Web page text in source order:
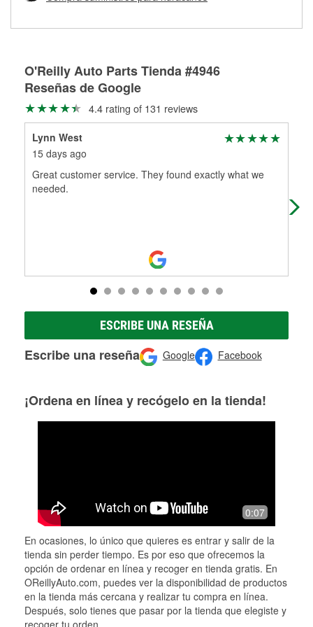
partes de reemplazo correctas para tu reparación.
O'Reilly Auto Parts Tienda #4946
Reseñas de Google
4.4 rating of 131 reviews
Lynn West
15 days ago
Great customer service. They found exactly what we
needed.
ESCRIBE UNA RESEÑA
Escribe una reseña Google Facebook
¡Ordena en línea y recógelo en la tienda!
0:07
En ocasiones, lo único que quieres es entrar y salir de la
tienda sin perder tiempo. Es por eso que ofrecemos la
opción de ordenar en línea y recoger en tienda gratis. En
OReillyAuto.com, puedes ver la disponibilidad de productos
en la tienda más cercana y realizar tu compra en línea.
Después, solo tienes que pasar por la tienda que elegiste y
recoger tu orden.